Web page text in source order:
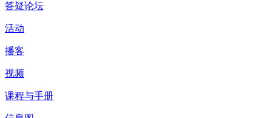
答疑论坛
活动
播客
视频
课程与手册